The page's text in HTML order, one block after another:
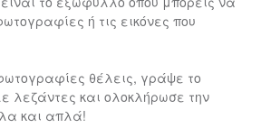
ή τις εικόνες που
θέλεις, γράψε το
λεζάντες και ολοκλήρωσε την
και απλά!